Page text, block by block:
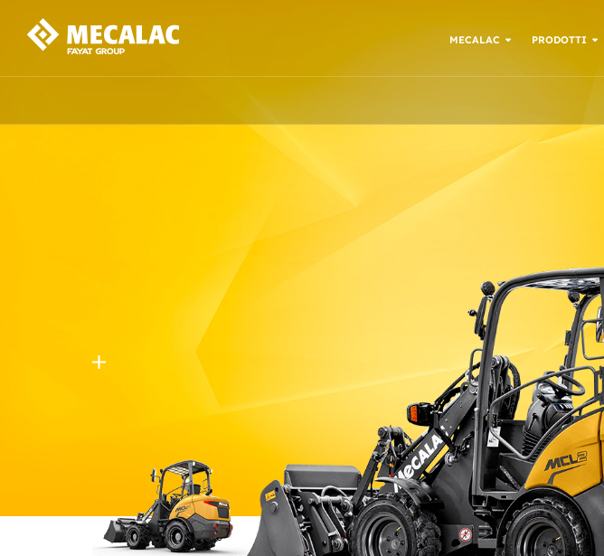
MECALAC PRODOTTI